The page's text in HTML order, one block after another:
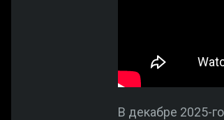
В декабре 2025-